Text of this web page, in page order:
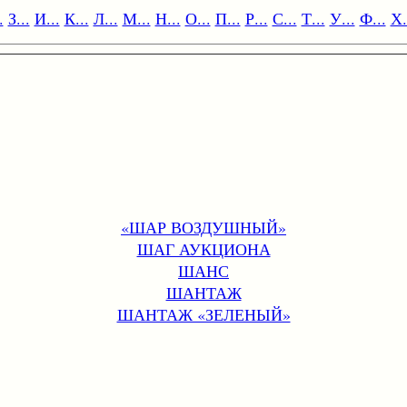
З... И... К... Л... М... Н... О... П... Р... С... Т... У... Ф...
«ШАР ВОЗДУШНЫЙ»
ШАГ АУКЦИОНА
ШАНС
ШАНТАЖ
ШАНТАЖ «ЗЕЛЕНЫЙ»